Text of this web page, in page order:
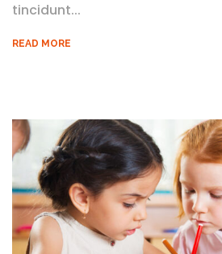
tincidunt...
READ MORE